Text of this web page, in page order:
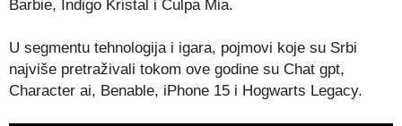
Barbie, Indigo Kristal i Culpa Mia.
U segmentu tehnologija i igara, pojmovi koje su Srbi
najviše pretraživali tokom ove godine su Chat gpt,
Character ai, Benable, iPhone 15 i Hogwarts Legacy.